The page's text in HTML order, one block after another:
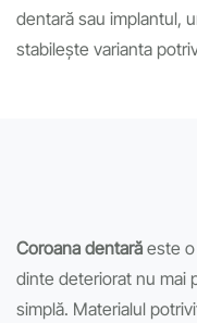
dentară sau implantul,
stabilește varianta
Coroana dentarăeste
dinte deteriorat nu mai
simplă. Materialul